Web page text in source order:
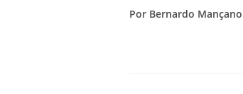
Por Bernardo